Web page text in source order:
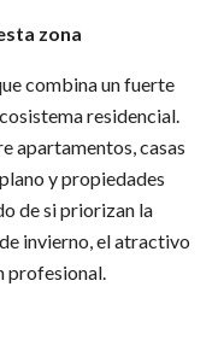
zona
combina un fuerte
residencial.
apartamentos, casas
y propiedades
de si priorizan la
invierno, el atractivo
profesional.